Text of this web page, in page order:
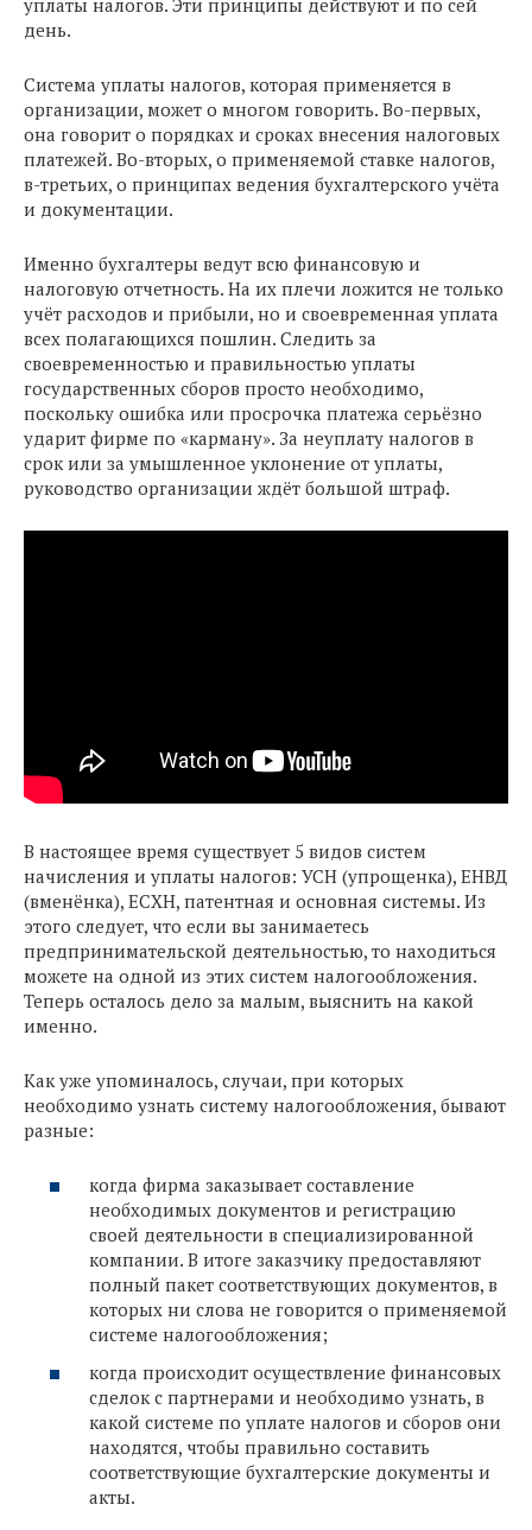
уплаты налогов. Эти принципы действуют и по сей
день.
Система уплаты налогов, которая применяется в
организации, может о многом говорить. Во-первых,
она говорит о порядках и сроках внесения налоговых
платежей. Во-вторых, о применяемой ставке налогов,
в-третьих, о принципах ведения бухгалтерского учёта
и документации.
Именно бухгалтеры ведут всю финансовую и
налоговую отчетность. На их плечи ложится не только
учёт расходов и прибыли, но и своевременная уплата
всех полагающихся пошлин. Следить за
своевременностью и правильностью уплаты
государственных сборов просто необходимо,
поскольку ошибка или просрочка платежа серьёзно
ударит фирме по «карману». За неуплату налогов в
срок или за умышленное уклонение от уплаты,
руководство организации ждёт большой штраф.
В настоящее время существует 5 видов систем
начисления и уплаты налогов: УСН (упрощенка), ЕНВД
(вменёнка), ЕСХН, патентная и основная системы. Из
этого следует, что если вы занимаетесь
предпринимательской деятельностью, то находиться
можете на одной из этих систем налогообложения.
Теперь осталось дело за малым, выяснить на какой
именно.
Как уже упоминалось, случаи, при которых
необходимо узнать систему налогообложения, бывают
разные:
когда фирма заказывает составление
необходимых документов и регистрацию
своей деятельности в специализированной
компании. В итоге заказчику предоставляют
полный пакет соответствующих документов, в
которых ни слова не говорится о применяемой
системе налогообложения;
когда происходит осуществление финансовых
сделок с партнерами и необходимо узнать, в
какой системе по уплате налогов и сборов они
находятся, чтобы правильно составить
соответствующие бухгалтерские документы и
акты.